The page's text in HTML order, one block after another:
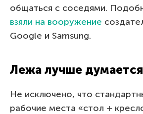
общаться с соседями.
взяли на вооружение
Google и Samsung.
Лежа лучше думается
Не исключено, что
рабочие места «стол +